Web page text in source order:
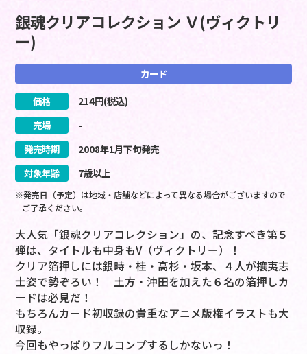
銀魂クリアコレクション Ｖ(ヴィクトリ
ー)
カード
価格 214円(税込)
売場
-
発売時期
2008年1月下旬発売
対象年齢
7歳以上
※発売日（予定）は地域・店舗などによって異なる場合がございますので
ご了承ください。
大人気「銀魂クリアコレクション」の、記念すべき第５
弾は、タイトルも中身もV（ヴィクトリー）！
クリア箔押しには銀時・桂・高杉・坂本、４人が攘夷志
士姿で勢ぞろい！ 土方・沖田を加えた６名の箔押しカ
ードは必見だ！
もちろんカード初収録の貴重なアニメ版権イラストも大
収録。
今回もやっぱりフルコンプするしかないっ！